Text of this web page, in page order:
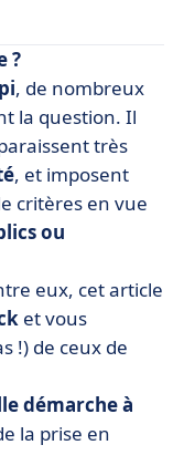
?
?
et Qualiopi ?
?
?
, de nombreux
la question. Il
très
, et imposent
critères en vue
ou
eux, cet article
et vous
!) de ceux de
démarche à
la prise en